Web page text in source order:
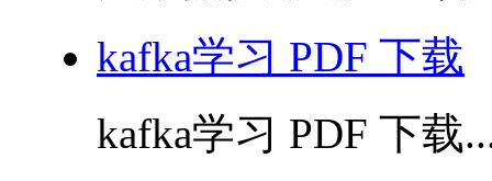
kafka学习 PDF 下载
kafka学习 PDF 下载